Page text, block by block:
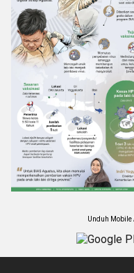
Unduh Mobile